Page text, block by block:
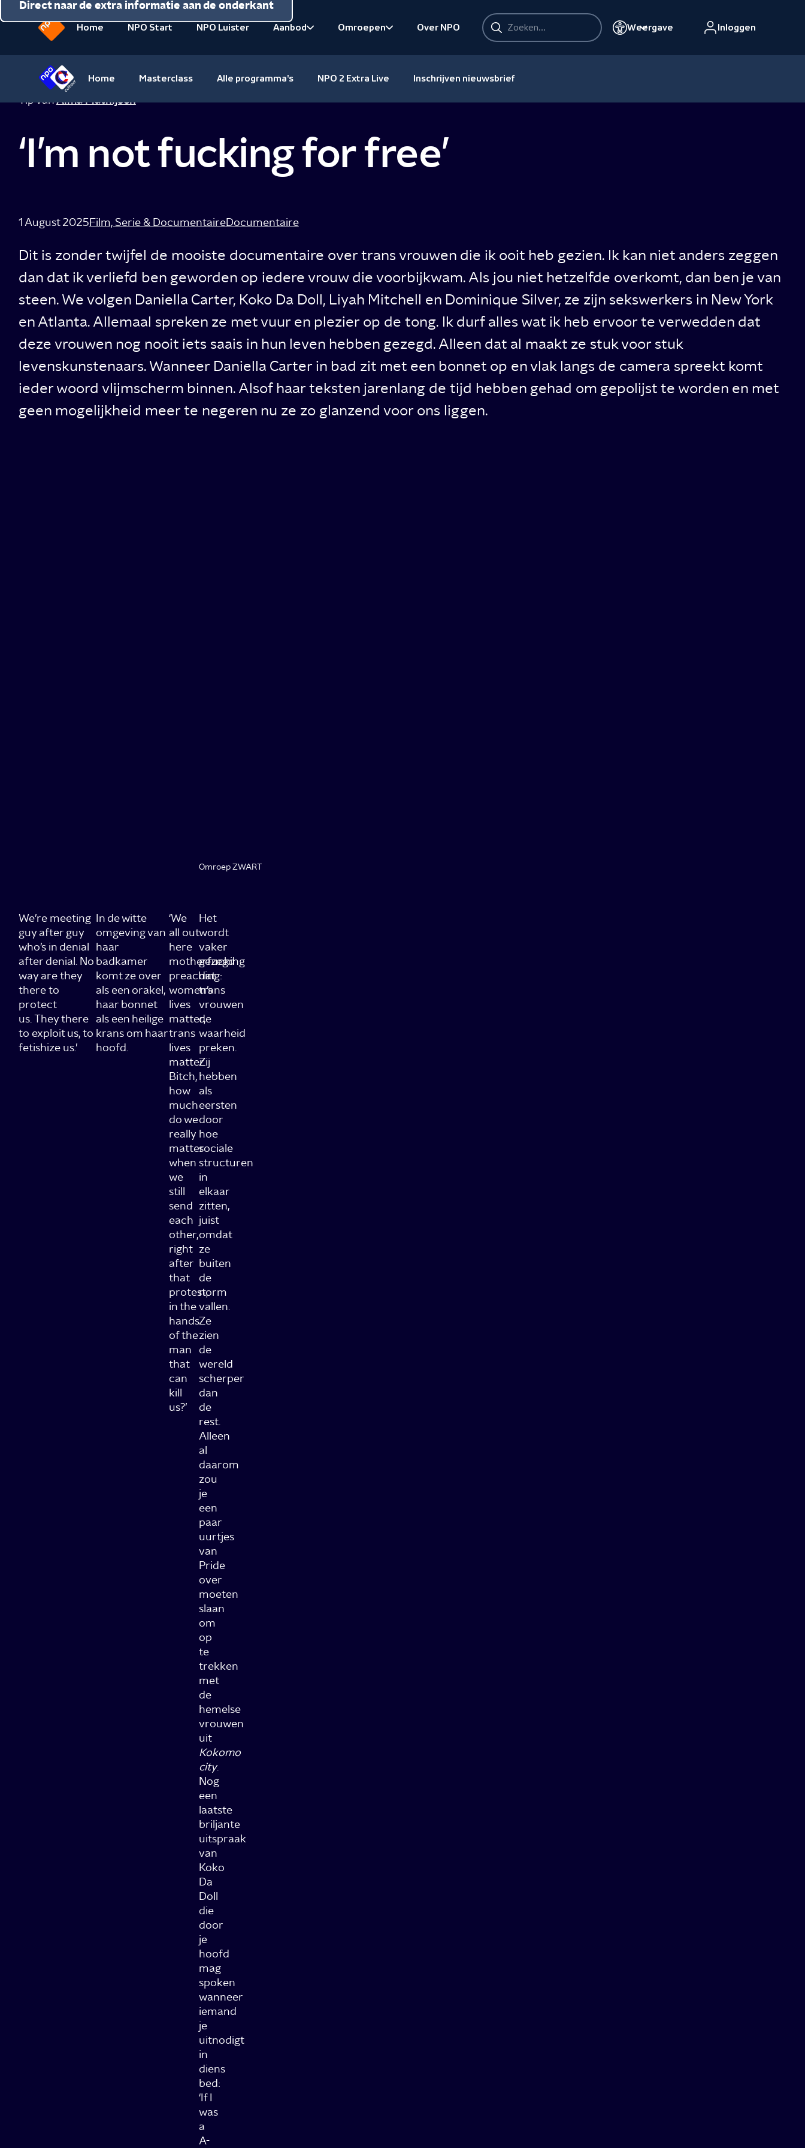
Direct naar de inhoud
Direct naar de hoofdnavigatie
Direct naar de extra informatie aan de onderkant
beginpagina
van
Home NPO Start NPO Luister
Aanbod
Omroepen
Over NPO
Zoeken
Zoeken
Weergave Inloggen
van
NPO
Home Masterclass Alle programma's NPO 2 Extra Live Inschrijven nieuwsbrief
Tip vanAlma Mathijsen
‘I’m not fucking for free’
1 August 2025Film, Serie & DocumentaireDocumentaire
Dit is zonder twijfel de mooiste documentaire over trans vrouwen die ik ooit heb gezien. Ik kan niet anders zeggen
dan dat ik verliefd ben geworden op iedere vrouw die voorbijkwam. Als jou niet hetzelfde overkomt, dan ben je van
steen. We volgen Daniella Carter, Koko Da Doll, Liyah Mitchell en Dominique Silver, ze zijn sekswerkers in New York
en Atlanta. Allemaal spreken ze met vuur en plezier op de tong. Ik durf alles wat ik heb ervoor te verwedden dat
deze vrouwen nog nooit iets saais in hun leven hebben gezegd. Alleen dat al maakt ze stuk voor stuk
levenskunstenaars. Wanneer Daniella Carter in bad zit met een bonnet op en vlak langs de camera spreekt komt
ieder woord vlijmscherm binnen. Alsof haar teksten jarenlang de tijd hebben gehad om gepolijst te worden en met
geen mogelijkheid meer te negeren nu ze zo glanzend voor ons liggen.
Omroep ZWART
We’re meeting
guy after guy
who’s in denial
after denial. No
way are they
there to
protect
us. They there
to exploit us, to
fetishize us.’
In de witte
omgeving van
haar
badkamer
komt ze over
als een orakel,
haar bonnet
als een heilige
krans om haar
hoofd.
‘We
all out
here
motherfucking
preaching:
women’s
lives
matter,
trans
lives
matter.
Bitch,
how
much
do we
really
matter
when
we
still
send
each
other,
right
after
that
protest,
in the
hands
of the
man
that
can
kill
us?’
Het
wordt
vaker
gezegd
dat
trans
vrouwen
de
waarheid
preken.
Zij
hebben
als
eersten
door
hoe
sociale
structuren
in
elkaar
zitten,
juist
omdat
ze
buiten
de
norm
vallen.
Ze
zien
de
wereld
scherper
dan
de
rest.
Alleen
al
daarom
zou
je
een
paar
uurtjes
van
Pride
over
moeten
slaan
om
op
te
trekken
met
de
hemelse
vrouwen
uit
Kokomo
city.
Nog
een
laatste
briljante
uitspraak
van
Koko
Da
Doll
die
door
je
hoofd
mag
spoken
wanneer
iemand
je
uitnodigt
in
diens
bed:
‘If I
was
a
A-